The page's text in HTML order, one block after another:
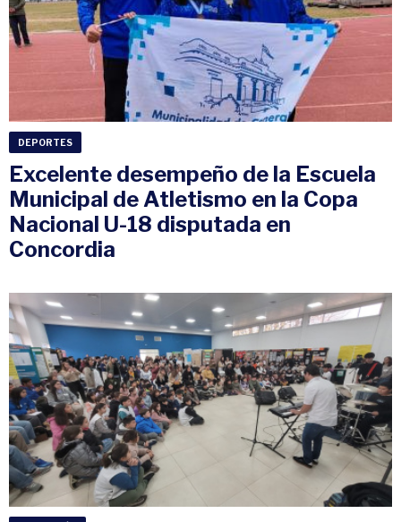
DEPORTES
Excelente desempeño de la Escuela
Municipal de Atletismo en la Copa
Nacional U-18 disputada en
Concordia